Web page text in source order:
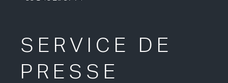
SERVICE DE
PRESSE